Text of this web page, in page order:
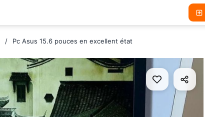
Pc Asus 15.6 pouces en excellent état